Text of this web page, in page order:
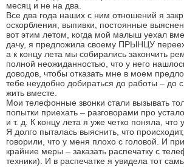
месяц и не на два.
Все два года наших с ним отношений я
оскорбления, выпивки, постоянные
вот этим летом, когда мой малыш уехал
дачу, я предложила своему ПРЫНЦУ
а к концу лета мы собирались закончить
полной неожиданностью, что у него
доводов, чтобы отказать мне в моем
тебе неудобно добираться до работы – до
жить вместе.
Мои телефонные звонки стали вызывать
попытки приехать – разговорами про
и т. д. К концу лета я уже четко поняла, что
Я долго пыталась выяснить, что
говорили, что у меня плохо с головой. И
крайние меры – заказать распечатку с
техники). И в распечатке я увидела тот